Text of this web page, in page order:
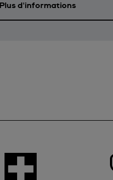
Plus d'informations